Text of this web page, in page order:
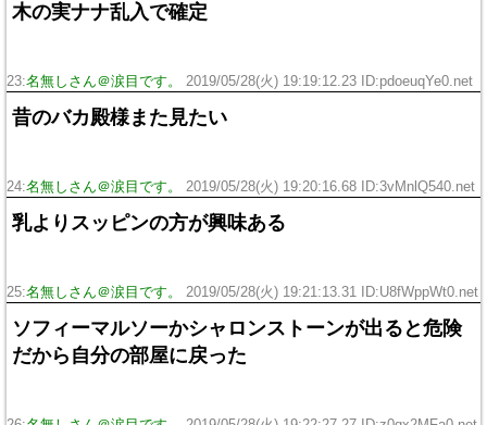
木の実ナナ乱入で確定
23:名無しさん＠涙目です。 2019/05/28(火) 19:19:12.23 ID:pdoeuqYe0.net
昔のバカ殿様また見たい
24:名無しさん＠涙目です。 2019/05/28(火) 19:20:16.68 ID:3vMnlQ540.net
乳よりスッピンの方が興味ある
25:名無しさん＠涙目です。 2019/05/28(火) 19:21:13.31 ID:U8fWppWt0.net
ソフィーマルソーかシャロンストーンが出ると危険
だから自分の部屋に戻った